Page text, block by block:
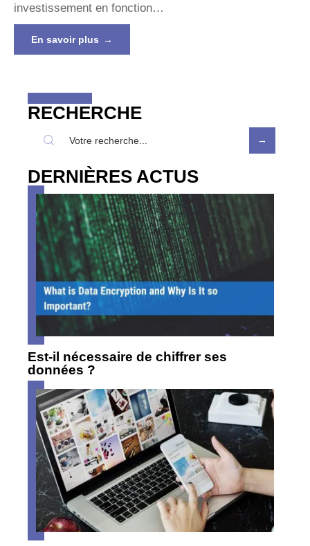
investissement en fonction…
En savoir plus
RECHERCHE
DERNIÈRES ACTUS
Est-il nécessaire de chiffrer ses
données ?